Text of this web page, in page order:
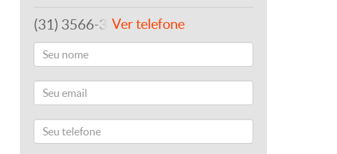
(31) 3566-3756Ver telefone